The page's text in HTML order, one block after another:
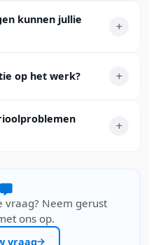
kunnen jullie
op het werk?
vraag? Neem gerust
ons op.
vraag